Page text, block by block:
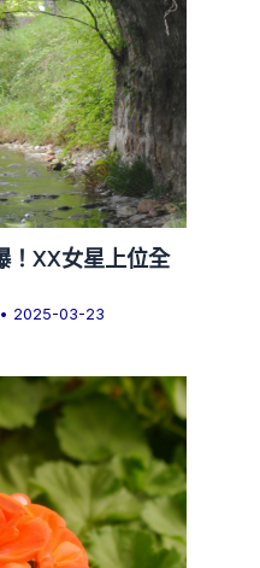
！XX女星上位全
• 2025-03-23